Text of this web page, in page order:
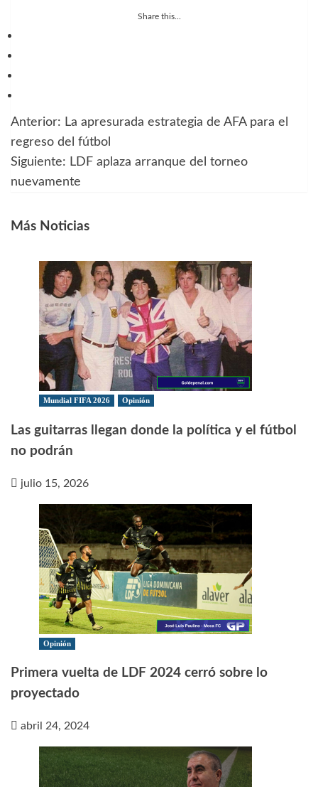
Share this...
Navegación
de
entradas
Anterior: La apresurada estrategia de AFA para el
regreso del fútbol
Siguiente: LDF aplaza arranque del torneo
nuevamente
Más Noticias
Mundial FIFA 2026 Opinión
Las guitarras llegan donde la política y el fútbol
no podrán
julio 15, 2026
Opinión
Primera vuelta de LDF 2024 cerró sobre lo
proyectado
abril 24, 2024